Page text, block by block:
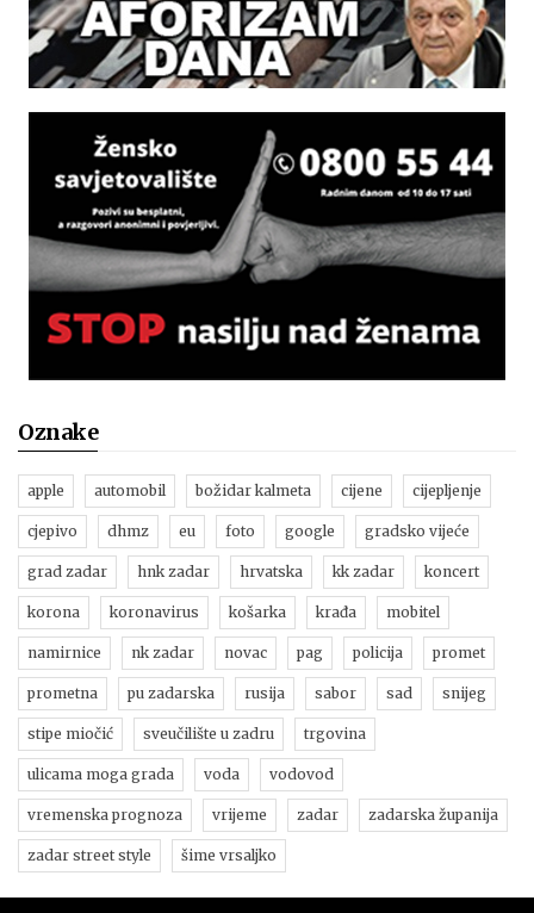
Oznake
apple automobil božidar kalmeta cijene cijepljenje
cjepivo dhmz eu foto google gradsko vijeće
grad zadar hnk zadar hrvatska kk zadar koncert
korona koronavirus košarka krađa mobitel
namirnice nk zadar novac pag policija promet
prometna pu zadarska rusija sabor sad snijeg
stipe miočić sveučilište u zadru trgovina
ulicama moga grada voda vodovod
vremenska prognoza vrijeme zadar zadarska županija
zadar street style šime vrsaljko